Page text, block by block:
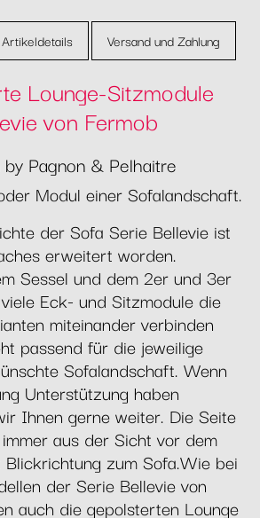
Artikeldetails Versand und Zahlung
Lounge-Sitzmodule
von Fermob
Pagnon & Pelhaitre
Modul einer Sofalandschaft.
der Sofa Serie Bellevie ist
erweitert worden.
Sessel und dem 2er und 3er
Eck- und Sitzmodule die
miteinander verbinden
passend für die jeweilige
Sofalandschaft. Wenn
Unterstützung haben
Ihnen gerne weiter. Die Seite
aus der Sicht vor dem
zum Sofa.Wie bei
der Serie Bellevie von
auch die gepolsterten Lounge